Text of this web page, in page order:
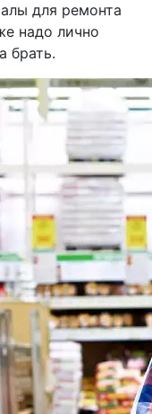
для ремонта
надо лично
брать.